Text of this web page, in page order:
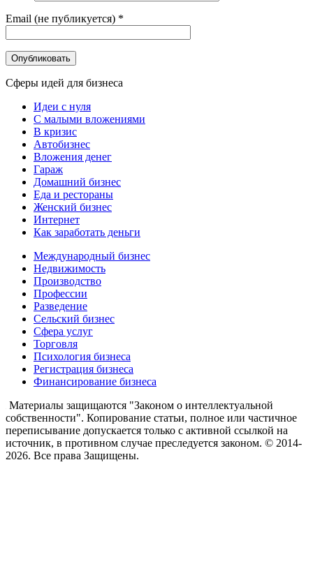
Email (не публикуется) *
Сферы идей для бизнеса
Идеи с нуля
С малыми вложениями
В кризис
Автобизнес
Вложения денег
Гараж
Домашний бизнес
Еда и рестораны
Женский бизнес
Интернет
Как заработать деньги
Международный бизнес
Недвижимость
Производство
Профессии
Разведение
Сельский бизнес
Сфера услуг
Торговля
Психология бизнеса
Регистрация бизнеса
Финансирование бизнеса
Материалы защищаются "Законом о интеллектуальной
собственности". Копирование статьи, полное или частичное
переписывание допускается только с активной ссылкой на
источник, в противном случае преследуется законом. © 2014-
2026. Все права Защищены.